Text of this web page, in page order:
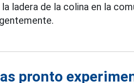
ladera de la colina en la
pronto